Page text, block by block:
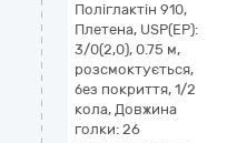
Поліглактін 910,
Плетена, USP(EP):
3/0(2,0), 0.75 м,
розсмоктується,
без покриття, 1/2
кола, Довжина
голки: 26